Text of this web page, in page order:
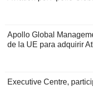
Apollo Global
de la UE para adquirir
Executive Centre,